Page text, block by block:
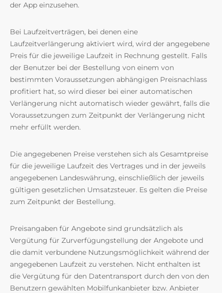
der App einzusehen.
Bei Laufzeitverträgen, bei denen eine
Laufzeitverlängerung aktiviert wird, wird der angegebene
Preis für die jeweilige Laufzeit in Rechnung gestellt. Falls
der Benutzer bei der Bestellung von einem von
bestimmten Voraussetzungen abhängigen Preisnachlass
profitiert hat, so wird dieser bei einer automatischen
Verlängerung nicht automatisch wieder gewährt, falls die
Voraussetzungen zum Zeitpunkt der Verlängerung nicht
mehr erfüllt werden.
Die angegebenen Preise verstehen sich als Gesamtpreise
für die jeweilige Laufzeit des Vertrages und in der jeweils
angegebenen Landeswährung, einschließlich der jeweils
gültigen gesetzlichen Umsatzsteuer. Es gelten die Preise
zum Zeitpunkt der Bestellung.
Preisangaben für Angebote sind grundsätzlich als
Vergütung für Zurverfügungstellung der Angebote und
die damit verbundene Nutzungsmöglichkeit während der
angegebenen Laufzeit zu verstehen. Nicht enthalten ist
die Vergütung für den Datentransport durch den von den
Benutzern gewählten Mobilfunkanbieter bzw. Anbieter